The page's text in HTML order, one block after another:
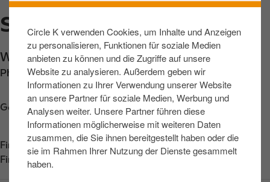
Circle K verwenden Cookies, um Inhalte und Anzeigen
zu personalisieren, Funktionen für soziale Medien
anbieten zu können und die Zugriffe auf unsere
Website zu analysieren. Außerdem geben wir
Informationen zu Ihrer Verwendung unserer Website
an unsere Partner für soziale Medien, Werbung und
Analysen weiter. Unsere Partner führen diese
Informationen möglicherweise mit weiteren Daten
zusammen, die Sie ihnen bereitgestellt haben oder die
sie im Rahmen Ihrer Nutzung der Dienste gesammelt
haben.
u
m
I
n
h
l
v
STRALSUND, WERFTSTR
Werftstrasse 13,Stralsund,18439,DE
Phone: +493831292749
Get directions
Find us on
App Store
Find us on